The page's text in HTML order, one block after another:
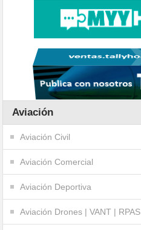
Aviación
Aviación Civil
Aviación Comercial
Aviación Deportiva
Aviación Drones | VANT | RPAS